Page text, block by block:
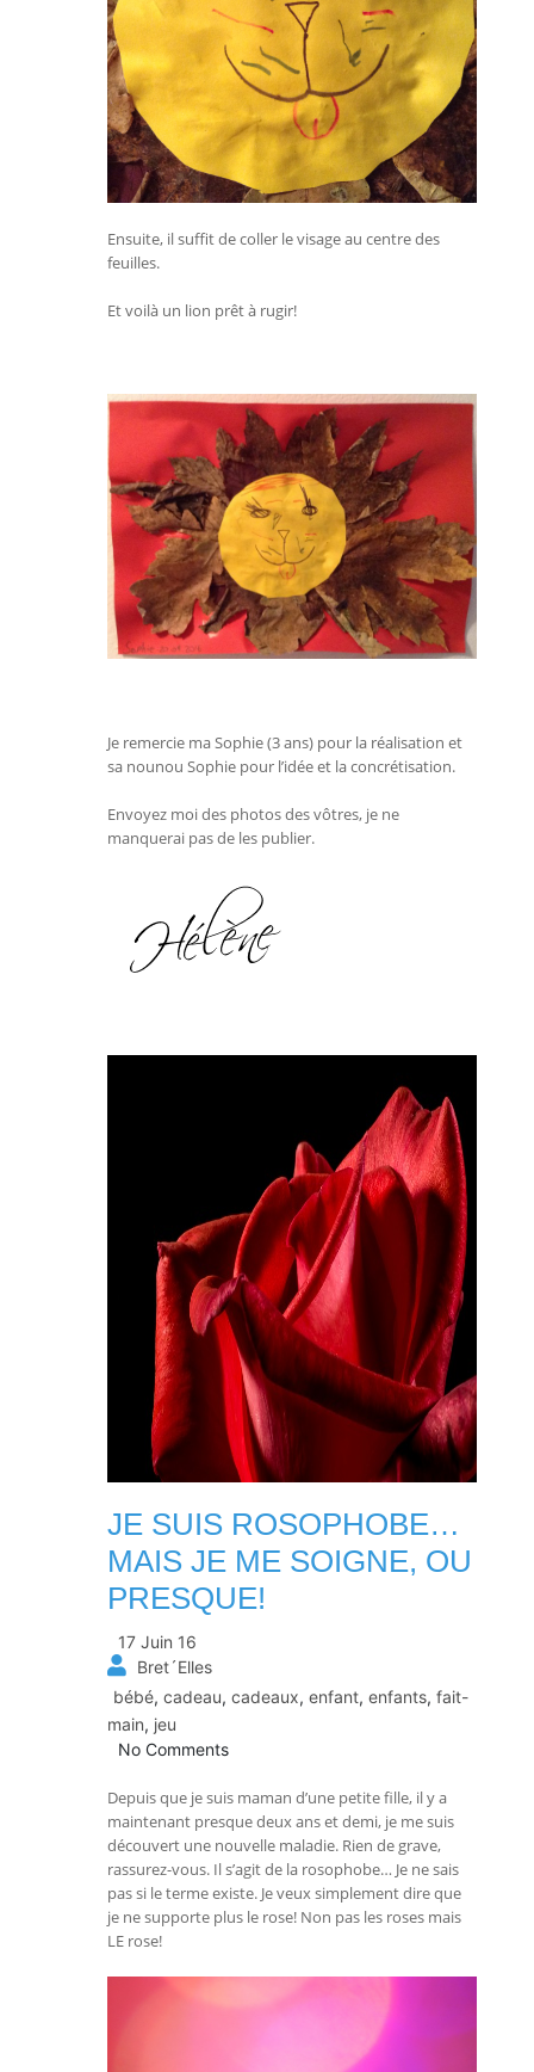
Ensuite, il suffit de coller le visage au centre des
feuilles.
Et voilà un lion prêt à rugir!
Je remercie ma Sophie (3 ans) pour la réalisation et
sa nounou Sophie pour l’idée et la concrétisation.
Envoyez moi des photos des vôtres, je ne
manquerai pas de les publier.
JE SUIS ROSOPHOBE…
MAIS JE ME SOIGNE, OU
PRESQUE!
17 Juin 16
Bret´Elles
bébé, cadeau, cadeaux, enfant, enfants, fait-
main, jeu
No Comments
Depuis que je suis maman d’une petite fille, il y a
maintenant presque deux ans et demi, je me suis
découvert une nouvelle maladie. Rien de grave,
rassurez-vous. Il s’agit de la rosophobe… Je ne sais
pas si le terme existe. Je veux simplement dire que
je ne supporte plus le rose! Non pas les roses mais
LE rose!